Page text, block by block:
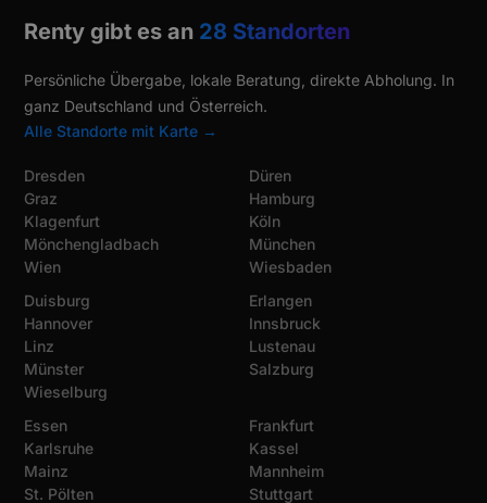
Renty gibt es an 28 Standorten
Persönliche Übergabe, lokale Beratung, direkte Abholung. In
ganz Deutschland und Österreich.
Alle Standorte mit Karte →
Dresden
Graz
Klagenfurt
Mönchengladbach
Wien
Düren
Hamburg
Köln
München
Wiesbaden
Duisburg
Hannover
Linz
Münster
Wieselburg
Erlangen
Innsbruck
Lustenau
Salzburg
Essen
Karlsruhe
Mainz
St. Pölten
Frankfurt
Kassel
Mannheim
Stuttgart